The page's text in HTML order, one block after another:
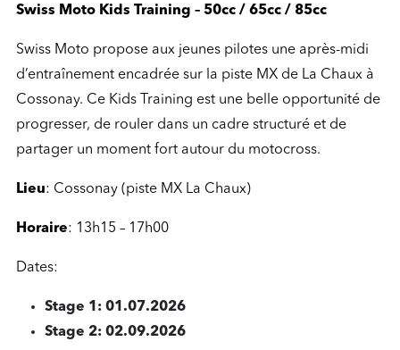
Swiss Moto Kids Training – 50cc / 65cc / 85cc
Swiss Moto propose aux jeunes pilotes une après-midi
d’entraînement encadrée sur la piste MX de La Chaux à
Cossonay. Ce Kids Training est une belle opportunité de
progresser, de rouler dans un cadre structuré et de
partager un moment fort autour du motocross.
Lieu: Cossonay (piste MX La Chaux)
Horaire: 13h15 – 17h00
Dates:
Stage 1: 01.07.2026
Stage 2: 02.09.2026